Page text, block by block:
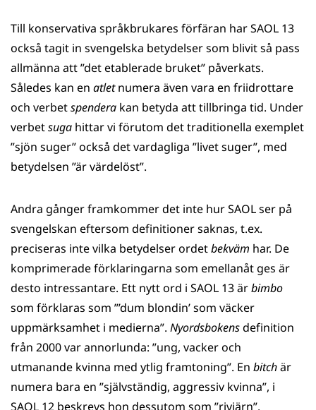
Till konservativa språkbrukares förfäran har SAOL 13
också tagit in svengelska betydelser som blivit så pass
allmänna att ”det etablerade bruket” påverkats.
Således kan en atletnumera även vara en friidrottare
och verbetspendera kan betyda att tillbringa tid. Under
verbetsuga hittar vi förutom det traditionella exemplet
”sjön suger” också det vardagliga ”livet suger”, med
betydelsen ”är värdelöst”.
Andra gånger framkommer det inte hur SAOL ser på
svengelskan eftersom definitioner saknas, t.ex.
preciseras inte vilka betydelser ordetbekväm har. De
komprimerade förklaringarna som emellanåt ges är
desto intressantare. Ett nytt ord i SAOL 13 ärbimbo
som förklaras som ”’dum blondin’ som väcker
uppmärksamhet i medierna”. Nyordsbokensdefinition
från 2000 var annorlunda: ”ung, vacker och
utmanande kvinna med ytlig framtoning”. En bitchär
numera bara en ”självständig, aggressiv kvinna”, i
SAOL 12 beskrevs hon dessutom som ”rivjärn”.